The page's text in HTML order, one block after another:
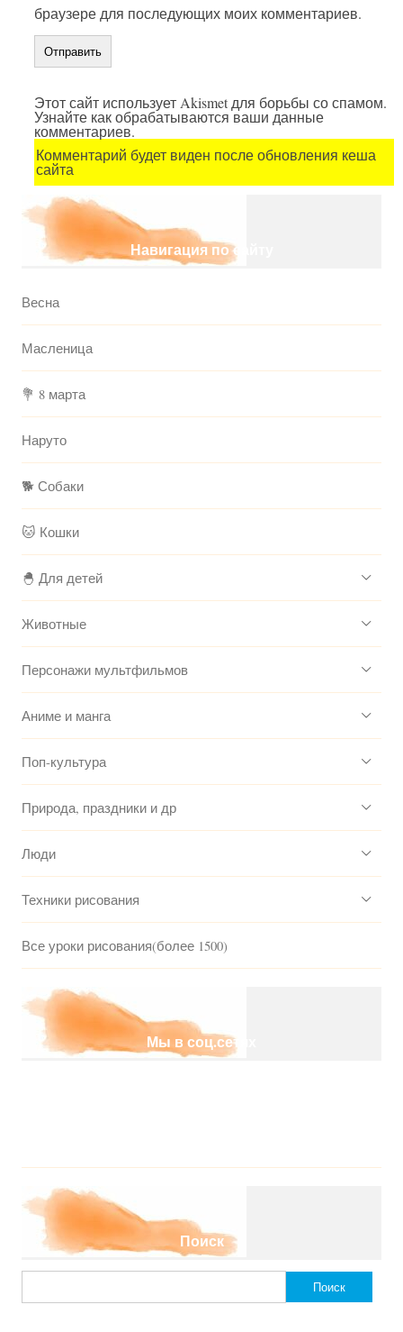
браузере для последующих моих комментариев.
Этот сайт использует Akismet для борьбы со спамом.
Узнайте как обрабатываются ваши данные
комментариев.
Комментарий будет виден после обновления кеша
сайта
Навигация по сайту
Весна
Масленица
💐 8 марта
Наруто
🐕 Собаки
🐱 Кошки
🐣 Для детей
Животные
Персонажи мультфильмов
Аниме и манга
Поп-культура
Природа, праздники и др
Люди
Техники рисования
Все уроки рисования(более 1500)
Мы в соц.сетях
Поиск